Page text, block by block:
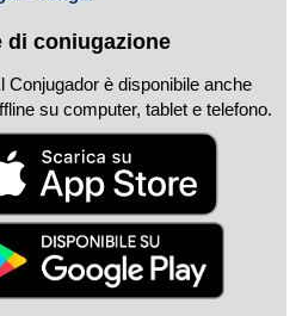
di coniugazione
Conjugador è disponibile anche
su computer, tablet e telefono.